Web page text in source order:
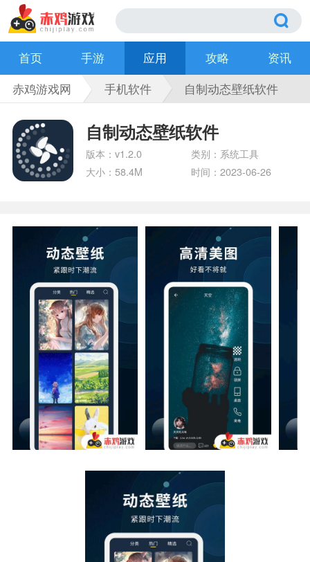
首页 手游 应用 攻略
资讯
赤鸡游戏网
手机软件 自制动态壁纸软件
自制动态壁纸软件
版本：v1.2.0
类别：系统工具
大小：58.4M
时间：2023-06-26